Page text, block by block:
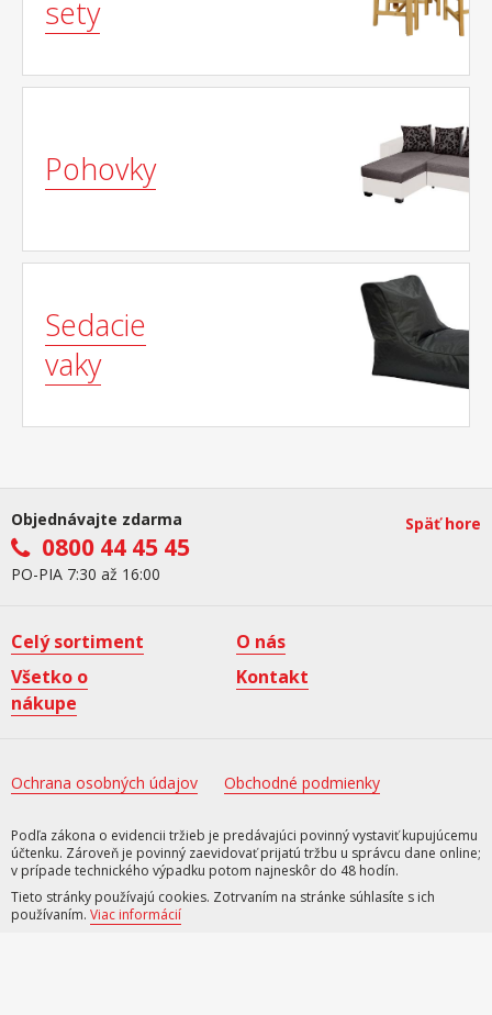
sety
Pohovky
Sedacie
vaky
Objednávajte zdarma
0800 44 45 45
PO-PIA 7:30 až 16:00
Späť hore
Celý sortiment
O nás
Všetko o
nákupe
Kontakt
Ochrana osobných údajov Obchodné podmienky
Podľa zákona o evidencii tržieb je predávajúci povinný vystaviť kupujúcemu
účtenku. Zároveň je povinný zaevidovať prijatú tržbu u správcu dane online;
v prípade technického výpadku potom najneskôr do 48 hodín.
Tieto stránky používajú cookies. Zotrvaním na stránke súhlasíte s ich
používaním. Viac informácií